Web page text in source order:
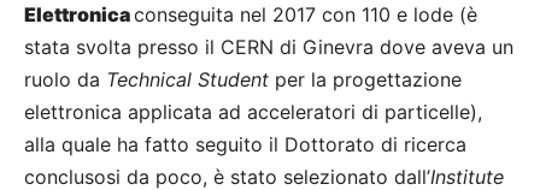
Elettronicaconseguita nel 2017 con 110 e lode (è
stata svolta presso il CERN di Ginevra dove aveva un
ruolo da Technical Student per la progettazione
elettronica applicata ad acceleratori di particelle),
alla quale ha fatto seguito il Dottorato di ricerca
conclusosi da poco, è stato selezionato dall’Institute